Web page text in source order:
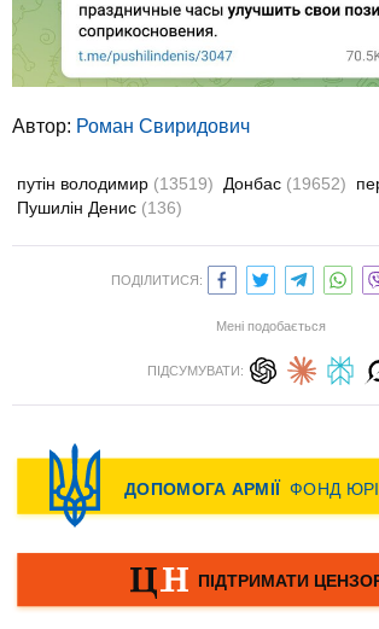
Автор: Роман Свиридович
путін володимир (13519) Донбас (19652)
Пушилін Денис (136)
ПОДІЛИТИСЯ:
Мені подобається
ПІДСУМУВАТИ: